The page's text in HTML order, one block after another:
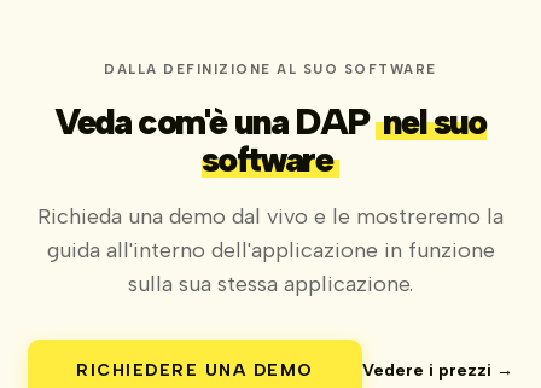
DALLA DEFINIZIONE AL SUO SOFTWARE
Veda com'è una DAPnel suo
software
Richieda una demo dal vivo e le mostreremo la
guida all'interno dell'applicazione in funzione
sulla sua stessa applicazione.
RICHIEDERE UNA DEMO Vedere i prezzi →